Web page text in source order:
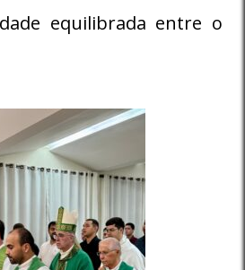
equilibrada entre o